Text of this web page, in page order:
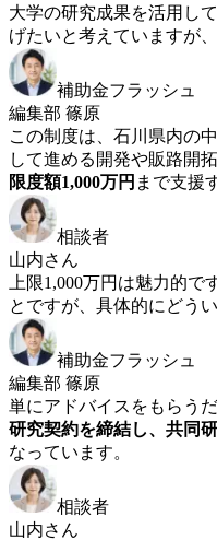
大学の研究成果を活用し
げたいと考えていますが
補助金フラッシュ
編集部 篠原
この制度は、石川県内の
して進める開発や販路開
限度額1,000万円 まで支援
相談者
山内さん
上限1,000万円は魅力的
とですが、具体的にどう
補助金フラッシュ
編集部 篠原
単にアドバイスをもらうだ
研究契約を締結し、共同
なっています。
相談者
山内さん